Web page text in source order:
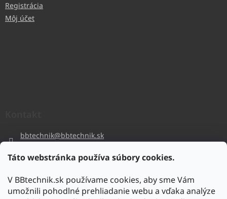
Táto webstránka používa súbory cookies.
V BBtechnik.sk používame cookies, aby sme Vám
umožnili pohodlné prehliadanie webu a vďaka analýze
Registrácia
Môj účet
bbtechnik@bbtechnik.sk
bbtechnik
https://www.youtube.com/@bb-techniks.r.o.7746